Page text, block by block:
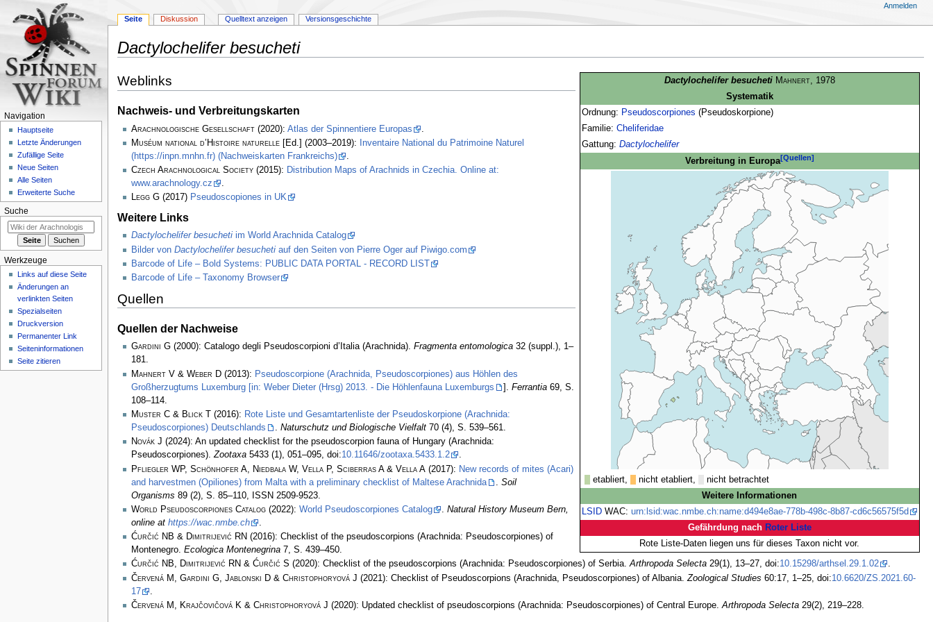
Dactylochelifer besucheti
Navigation
Suche
Dactylochelifer besucheti Mahnert, 1978
Systematik
Ordnung: Pseudoscorpiones (Pseudoskorpione)
Familie: Cheliferidae
Gattung: Dactylochelifer
Verbreitung in Europa[Quellen]
etabliert, nicht etabliert,
nicht betrachtet
Weitere Informationen
LSIDWAC: urn:lsid:wac.nmbe.ch:name:d494e8ae-778b-498c-8b87-cd6c56575f5d
Gefährdung nach Roter Liste
Rote Liste-Daten liegen uns für dieses Taxon nicht vor.
Weblinks
Nachweis- und Verbreitungskarten
Arachnologische Gesellschaft(2020): Atlas der Spinnentiere Europas
Muséum national d’Histoire naturelle[Ed.] (2003–2019):
Inventaire National du Patrimoine Naturel
(https://inpn.mnhn.fr) (Nachweiskarten Frankreichs)
.
Czech Arachnological Society(2015): Distribution Maps of Arachnids in Czechia. Online at:
www.arachnology.cz
.
LeggG (2017) Pseudoscopiones in UK
Weitere Links
Dactylochelifer besuchetiim World Arachnida Catalog
Bilder von Dactylochelifer besuchetiauf den Seiten von Pierre Oger auf Piwigo.com
Barcode of Life – Bold Systems: PUBLIC DATA PORTAL - RECORD LIST
Barcode of Life – Taxonomy Browser
Quellen
Quellen der Nachweise
Gardini G(2000): Catalogo degli Pseudoscorpioni d’Italia (Arachnida). Fragmenta entomologica32 (suppl.), 1–
181.
Mahnert V & Weber D(2013): Pseudoscorpione (Arachnida, Pseudoscorpiones) aus Höhlen des
Großherzugtums Luxemburg [in: Weber Dieter (Hrsg) 2013. - Die Höhlenfauna Luxemburgs
]. Ferrantia69, S.
108–114.
Muster C & Blick T
(2016): Rote Liste und Gesamtartenliste der Pseudoskorpione (Arachnida:
Pseudoscorpiones) Deutschlands
. Naturschutz und Biologische Vielfalt70 (4), S. 539–561.
Novák J (2024): An updated checklist for the pseudoscorpion fauna of Hungary (Arachnida:
Pseudoscorpiones).Zootaxa5433 (1), 051–095, doi:10.11646/zootaxa.5433.1.2
.
Pfliegler WP, Schönhofer A, Niedbała W, Vella P, Sciberras A & Vella A(2017): New records of mites (Acari)
and harvestmen (Opiliones) from Malta with a preliminary checklist of Maltese Arachnida
Soil
Organisms 89 (2), S. 85–110, ISSN 2509-9523.
World Pseudoscorpiones Catalog(2022): World Pseudoscorpiones Catalog
Natural History Museum Bern,
online at https://wac.nmbe.ch
Ćurčić NB & Dimitrijević RN (2016): Checklist of the pseudoscorpions (Arachnida: Pseudoscorpiones) of
Montenegro. Ecologica Montenegrina7, S. 439–450.
Ćurčić NB, Dimitrijević RN & Ćurčić S (2020): Checklist of the pseudoscorpions (Arachnida: Pseudoscorpiones) of Serbia.Arthropoda Selecta29(1), 13–27, doi:10.15298/arthsel.29.1.02
.
Červená M, Gardini G, Jablonski D & Christophoryová J (2021): Checklist of Pseudoscorpions (Arachnida, Pseudoscorpiones) of Albania. Zoological Studies 60:17, 1–25, doi:10.6620/ZS.2021.60-
17
Červená M, Krajčovičová K & Christophoryová J (2020): Updated checklist of pseudoscorpions (Arachnida: Pseudoscorpiones) of Central Europe.Arthropoda Selecta29(2), 219–228.
Seite Diskussion Quelltext anzeigen Versionsgeschichte
Anmelden
Navigation
Hauptseite
Letzte Änderungen
Zufällige Seite
Neue Seiten
Alle Seiten
Erweiterte Suche
Suche
Werkzeuge
Links auf diese Seite
Änderungen an
verlinkten Seiten
Spezialseiten
Druckversion
Permanenter Link
Seiten­­informationen
Seite zitieren